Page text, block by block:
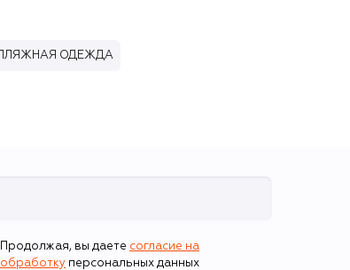
ПЛЯЖНАЯ ОДЕЖДА
Продолжая, вы даете согласие на
обработку персональных данных